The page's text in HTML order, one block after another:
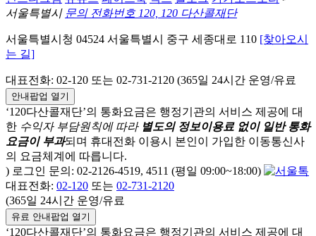
서울특별시 문의 전화번호 120, 120 다산콜재단
서울특별시청 04524 서울특별시 중구 세종대로 110 [찾아오시
는 길]
대표전화: 02-120 또는 02-731-2120 (365일 24시간 운영/유료
안내팝업 열기
‘120다산콜재단’의 통화요금은 행정기관의 서비스 제공에 대
한 수익자 부담원칙에 따라 별도의 정보이용료 없이 일반 통화
요금이 부과되며 휴대전화 이용시 본인이 가입한 이동통신사
의 요금체계에 따릅니다.
) 로그인 문의: 02-2126-4519, 4511 (평일 09:00~18:00)
대표전화: 02-120 또는 02-731-2120
(365일 24시간 운영/유료
유료 안내팝업 열기
‘120다산콜재단’의 통화요금은 행정기관의 서비스 제공에 대